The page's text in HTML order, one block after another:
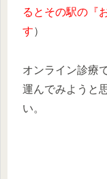
るとその駅の『
す）
オンライン診療
運んでみようと
い。